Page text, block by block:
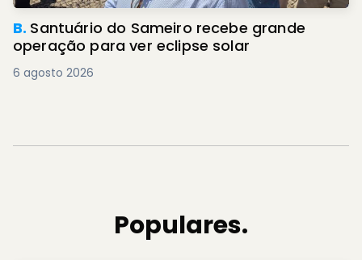
B. Santuário do Sameiro recebe grande
operação para ver eclipse solar
6 agosto 2026
Populares.